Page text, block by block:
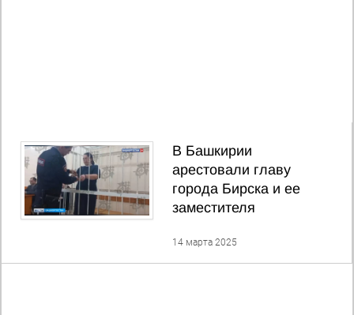
В Башкирии
арестовали главу
города Бирска и ее
заместителя
14 марта 2025